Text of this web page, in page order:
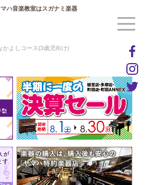
ハ音楽教室はスガナミ楽器
かよしコース(3歳児向け)